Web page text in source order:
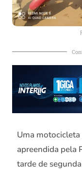
Uma
apreendida pela
tarde de